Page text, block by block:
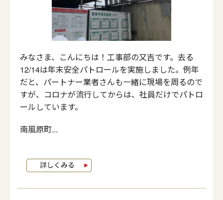
みなさま、こんにちは！工事部の又吉です。去る
12/14は年末安全パトロールを実施しました。例年
だと、パートナー業者さんも一緒に現場を周るので
すが、コロナが流行してからは、社員だけでパトロ
ールしています。
南風原町...